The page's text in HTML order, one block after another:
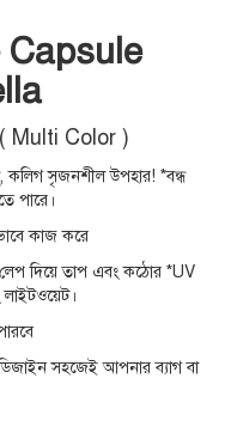
Capsule
Multi Color )
কলিগ সৃজনশীল উপহার! *বন্ধ
পারে।
কাজ করে
দিয়ে তাপ এবং কঠোর *UV
সহজেই আপনার ব্যাগ বা